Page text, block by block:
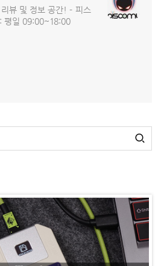
뷰 및 정보 공간! - 피스
평일 09:00~18:00